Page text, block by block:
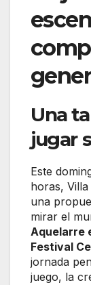
Una
jugar
Este
horas,
una
mirar el
Aquelarre
Festival
jornada
juego, la